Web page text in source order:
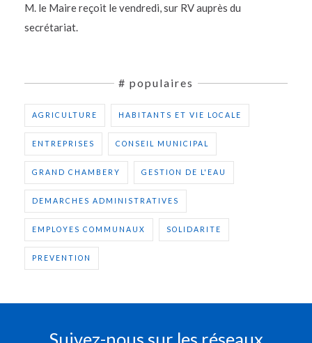
M. le Maire reçoit le vendredi, sur RV auprès du
secrétariat.
# populaires
AGRICULTURE HABITANTS ET VIE LOCALE
ENTREPRISES CONSEIL MUNICIPAL
GRAND CHAMBERY GESTION DE L'EAU
DEMARCHES ADMINISTRATIVES
EMPLOYES COMMUNAUX SOLIDARITE
PREVENTION
Suivez-nous sur les réseaux